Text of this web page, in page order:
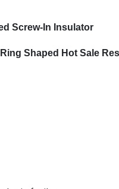
Screw-In Insulator
Shaped Hot Sale